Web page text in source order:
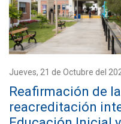
Jueves, 21 de Octubre del
Reafirmación de
reacreditación